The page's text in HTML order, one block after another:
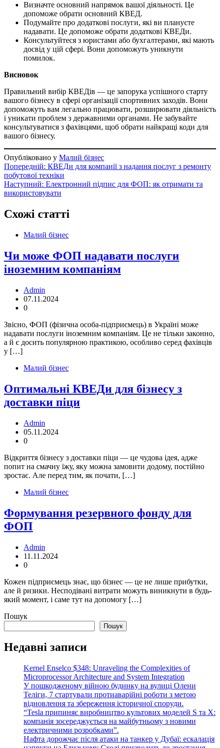
Визначте основний напрямок вашої діяльності. Це
допоможе обрати основний КВЕД.
Подумайте про додаткові послуги, які ви плануєте
надавати. Це допоможе обрати додаткові КВЕДи.
Консультуйтеся з юристами або бухгалтерами, які мають
досвід у цій сфері. Вони допоможуть уникнути
помилок.
Висновок
Правильний вибір КВЕДів — це запорука успішного старту
вашого бізнесу в сфері організації спортивних заходів. Вони
допоможуть вам легально працювати, розширювати діяльність
і уникати проблем з державними органами. Не забувайте
консультуватися з фахівцями, щоб обрати найкращі коди для
вашого бізнесу.
Опубліковано у Малий бізнес
Навігація
записів
Попередній: КВЕДи для компанії з надання послуг з ремонту
побутової техніки
Наступний: Електронний підпис для ФОП: як отримати та
використовувати
Схожі статті
Малий бізнес
Чи може ФОП надавати послуги
іноземним компаніям
Admin
07.11.2024
0
Звісно, ФОП (фізична особа-підприємець) в Україні може
надавати послуги іноземним компаніям. Це не тільки законно,
а й є досить популярною практикою, особливо серед фахівців
у […]
Малий бізнес
Оптимальні КВЕДи для бізнесу з
доставки піци
Admin
05.11.2024
0
Відкриття бізнесу з доставки піци — це чудова ідея, адже
попит на смачну їжу, яку можна замовити додому, постійно
зростає. Але перед тим, як почати, […]
Малий бізнес
Формування резервного фонду для
ФОП
Admin
11.11.2024
0
Кожен підприємець знає, що бізнес — це не лише прибутки,
але й ризики. Несподівані витрати можуть виникнути в будь-
який момент, і саме тут на допомогу […]
Пошук
Пошук
Недавні записи
Kernel Enselco $348: Unraveling the Complexities of
Microprocessor Architecture and System Integration
У пошкодженому війною будинку на вулиці Олени
Теліги, 7 стартували протиаварійні роботи з метою
відновлення та збереження історичної споруди.
“Tesla припиняє виробництво культових моделей S та X:
компанія зосереджується на майбутньому з новими
електричними розробками”.
Нафта дорожчає після атаки на танкер у Дубаї: ескалація